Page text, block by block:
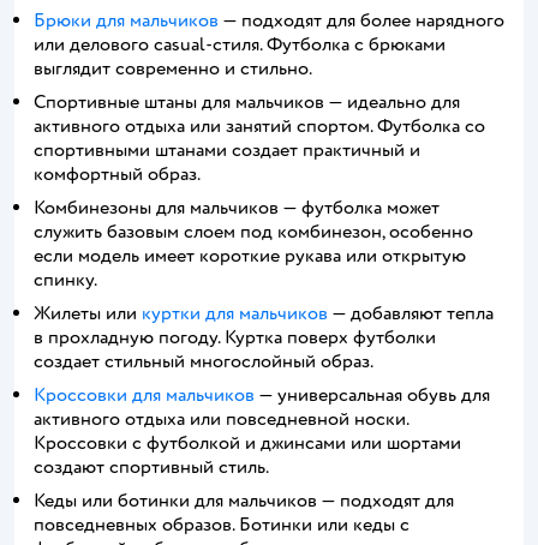
Брюки для мальчиков — подходят для более нарядного
или делового casual-стиля. Футболка с брюками
выглядит современно и стильно.
Спортивные штаны для мальчиков — идеально для
активного отдыха или занятий спортом. Футболка со
спортивными штанами создает практичный и
комфортный образ.
Комбинезоны для мальчиков — футболка может
служить базовым слоем под комбинезон, особенно
если модель имеет короткие рукава или открытую
спинку.
Жилеты или куртки для мальчиков — добавляют тепла
в прохладную погоду. Куртка поверх футболки
создает стильный многослойный образ.
Кроссовки для мальчиков — универсальная обувь для
активного отдыха или повседневной носки.
Кроссовки с футболкой и джинсами или шортами
создают спортивный стиль.
Кеды или ботинки для мальчиков — подходят для
повседневных образов. Ботинки или кеды с